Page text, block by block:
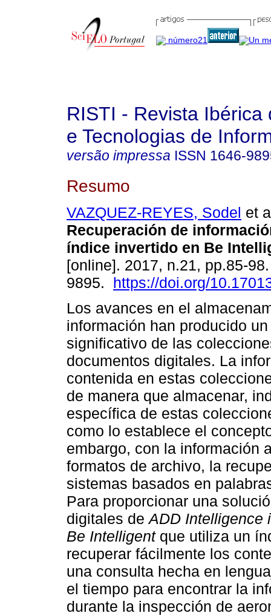
RISTI - Revista Ibérica
e Tecnologias de
versão impressa ISSN 1646-
Resumo
VAZQUEZ-REYES, Sodel et
Recuperación de
índice invertido en Be
[online]. 2017, n.21, pp.85-
9895. https://doi.org/
Los avances en el
información han producido
significativo de las
documentos digitales. La
contenida en estas
de manera que almacenar,
específica de estas
como lo establece el
embargo, con la información
formatos de archivo, la
sistemas basados en
Para proporcionar una
digitales deADD Intelligence
Be Intelligentque utiliza un
recuperar fácilmente los
una consulta hecha en
el tiempo para encontrar la
durante la inspección de